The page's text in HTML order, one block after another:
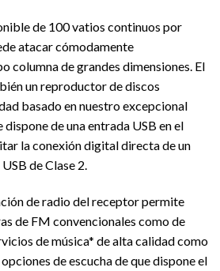
de 100 vatios continuos por
atacar cómodamente
columna de grandes dimensiones. El
un reproductor de discos
basado en nuestro excepcional
de una entrada USB en el
la conexión digital directa de un
de Clase 2.
de radio del receptor permite
de FM convencionales como de
de música* de alta calidad como
de escucha de que dispone el